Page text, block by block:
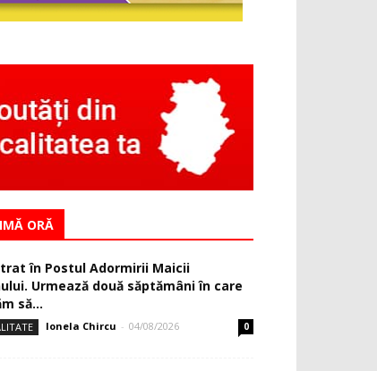
ORĂ
în Postul Adormirii Maicii
Urmează două săptămâni în care
să...
Ionela Chircu - 04/08/2026 0